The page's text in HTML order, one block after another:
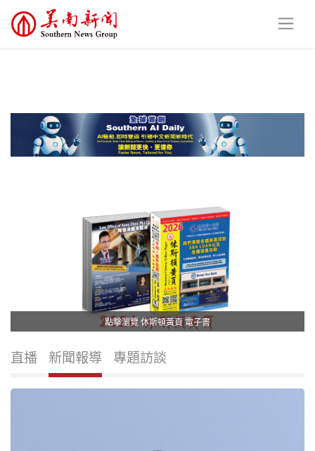
點擊瀏覽 休斯頓黃頁 電子書
直播 新聞報導 專題訪談